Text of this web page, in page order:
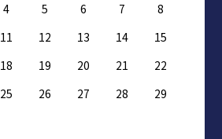
4 5 6 7
8
11 12 13 14
15
18 19 20 21
22
25 26 27 28
29